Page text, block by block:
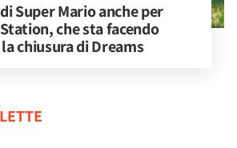
Super Mario anche per
che sta facendo
chiusura di Dreams